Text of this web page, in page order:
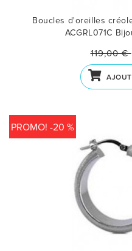
Boucles d'oreilles
ACGRL071C
119,00 €
PROMO! -20 %